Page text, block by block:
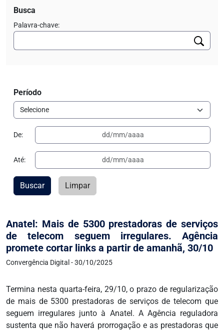
Anatel: Mais de 5300 prestadoras de serviços
de telecom seguem irregulares. Agência
promete cortar links a partir de amanhã, 30/10
Convergência Digital - 30/10/2025
Termina nesta quarta-feira, 29/10, o prazo de regularização
de mais de 5300 prestadoras de serviços de telecom que
seguem irregulares junto à Anatel. A Agência reguladora
sustenta que não haverá prorrogação e as prestadoras que
Busca
Palavra-chave:
Período
De:
Até:
Buscar Limpar